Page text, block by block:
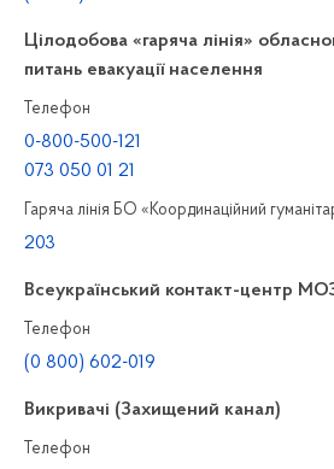
Цілодобова «гаряча лінія»
питань евакуації населення
Телефон
0-800-500-121
073 050 01 21
Гаряча лінія БО «Координаційний
203
Всеукраїнський контакт-центр
Телефон
(0 800) 602-019
Викривачі (Захищений канал)
Телефон